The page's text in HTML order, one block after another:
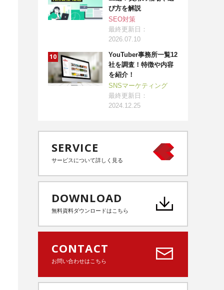
び方を解説
SEO対策
最終更新日：
2026.07.10
YouTuber事務所一覧12
社を調査！特徴や内容
を紹介！
SNSマーケティング
最終更新日：
2024.12.25
SERVICE
サービスについて詳しく見る
DOWNLOAD
無料資料ダウンロードはこちら
CONTACT
お問い合わせはこちら